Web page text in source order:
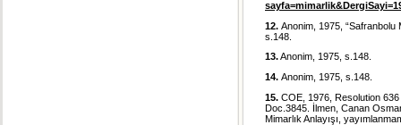
12. Anonim, 1975,
s.148.
13.Anonim, 1975, s.148.
14. Anonim, 1975, s.148.
15. COE, 1976, Resolution
Doc.3845. İlmen, Canan
Mimarlık Anlayışı,